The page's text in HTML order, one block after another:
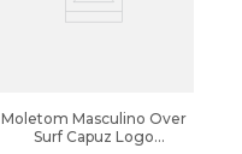
Moletom Masculino Over
Surf Capuz Logo